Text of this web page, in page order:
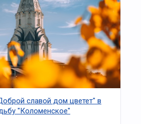
славой дом цветет" в
"Коломенское"